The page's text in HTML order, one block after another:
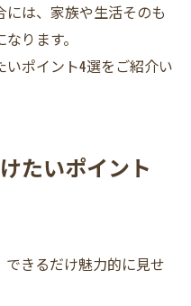
は、家族や生活そのも
ります。
ポイント4選をご紹介い
たいポイント
きるだけ魅力的に見せ